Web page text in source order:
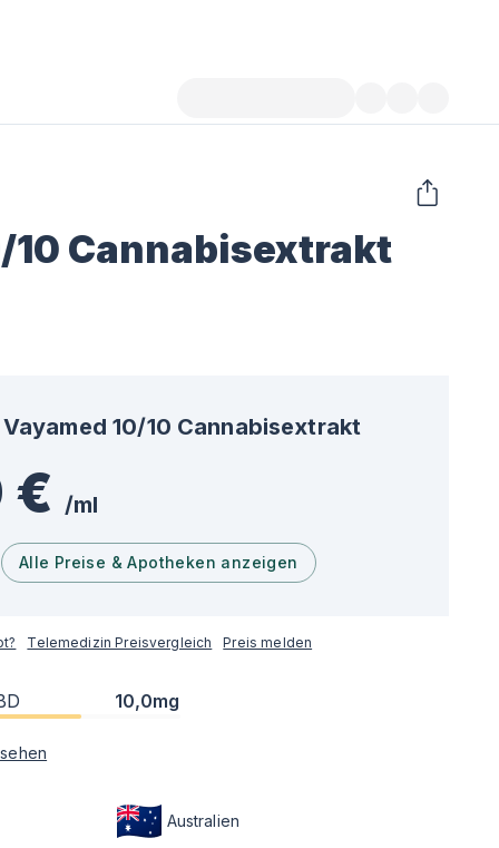
10 Cannabisextrakt
Vayamed 10/10 Cannabisextrakt
€ /ml
Alle Preise & Apotheken anzeigen
Telemedizin Preisvergleich Preis melden
10,0mg
Australien